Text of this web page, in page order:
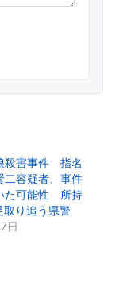
殺害事件 指名
二容疑者、事件
た可能性 所持
り追う県警
日